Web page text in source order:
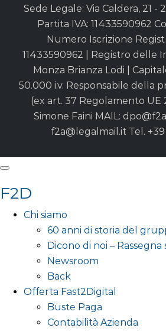
Sede Legale: Via Caldera, 21 -
Partita IVA: 11433590962
Numero Iscrizione
11433590962 | Registro delle
Monza Brianza Lodi |
50.000 i.v. Responsabile della
(ex art. 37 Regolamento UE
Simone Faini MAIL:
f2a@legalmail.itTel.
F2D
Chi siamo
60 anni di storia del
Dicono di noi – Rassegna
Newsroom
Back
Offerta Fast2Digital
Buste Paga
Contabilità Azienda